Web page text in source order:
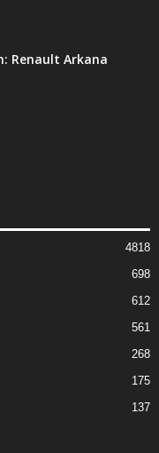
Renault Arkana
4818
698
612
561
268
175
137